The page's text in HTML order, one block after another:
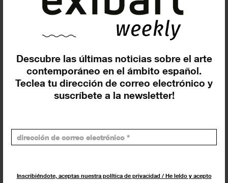
Descubre las últimas noticias sobre el arte
contemporáneo en el ámbito español.
Teclea tu dirección de correo electrónico y
suscríbete a la newsletter!
Inscribiéndote, aceptas nuestra política de privacidad / He leído y acepto
Exposiciones, inauguraciones,
actividades.
¡Te ayudamos a encontrar el
evento que buscas !
Eventos de hoy
En curso y futuros